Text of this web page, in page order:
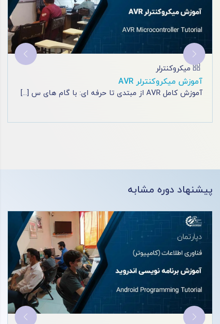
آموزش پی ال سی
آموزش برق صنعتی
با دوره های برق فنی حرفه ای مشهد، به یک برقکار حرف
پیشنهاد دوره مشابه